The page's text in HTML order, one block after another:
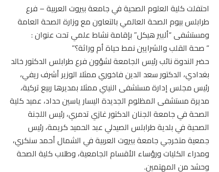
احتفلت كلية العلوم الصحية في جامعة بيروت العربية – فرع
طرابلس بيوم الصحة العالمي بالتعاون مع وزارة الصحة العامة
ومستشفى “ألبير هيكل” بإقامة نشاط علمي تحت عنوان :
” صحة القلب والشرايين نمط حياة أم وراثة؟”
حضر الندوة نائب رئيس الجامعة لشؤون فرع طرابلس الدكتور خالد
بغدادي، الدكتور سعد الدين فاخوري ممثلا الوزير أشرف ريفي،
رئيس مجلس إدارة مستشفى النيني ممثلا بمديرها ربيع تركية،
مديرة مستشفى المظلوم الجديدة اليسار ياسين حداد، عميد كلية
الصحة في جامعة الجنان الدكتور غازي تدمري، رئيس اللجنة
الصحية في بلدية طرابلس الصيدلي عبد الحميد كريمة، رئيس
جمعية متخرجي جامعة بيروت العربية في الشمال أحمد سنكري،
ومدراء الكليات ورؤساء الأقسام الجامعية، وطلاب كلية الصحة
وحشد من المهتمين.